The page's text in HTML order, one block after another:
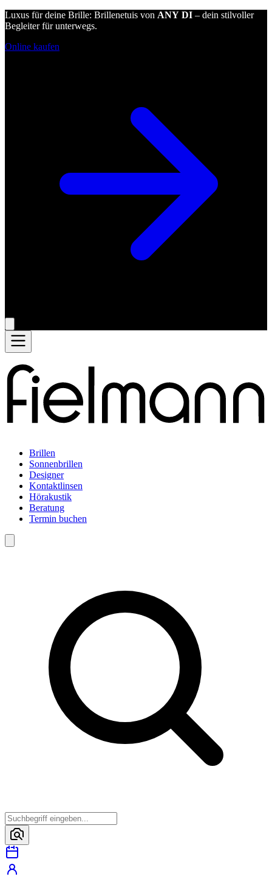
Luxus für deine Brille: Brillenetuis von ANY DI – dein stilvoller
Begleiter für unterwegs.
Online kaufen
Brillen
Sonnenbrillen
Designer
Kontaktlinsen
Hörakustik
Beratung
Termin buchen